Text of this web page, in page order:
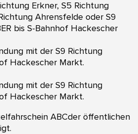
Erkner, S5 Richtung
Ahrensfelde oder S9
bis S-Bahnhof Hackescher
mit der S9 Richtung
Hackescher Markt.
mit der S9 Richtung
Hackescher Markt.
ABCder öffentlichen